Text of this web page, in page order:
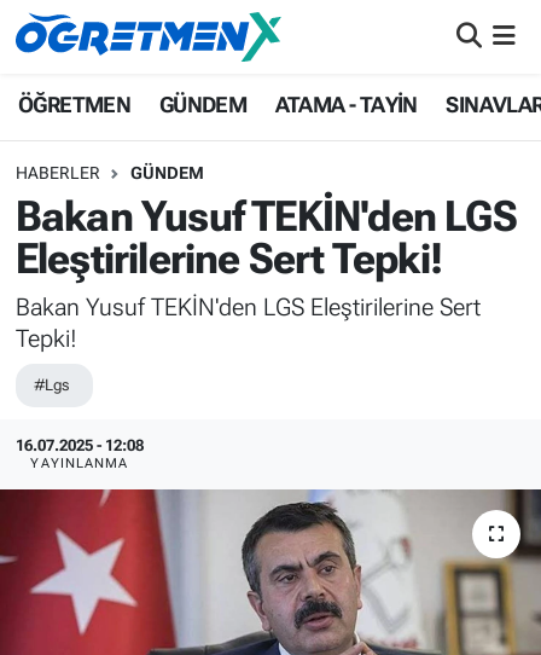
ÖĞRETMEN GÜNDEM ATAMA - TAYİN
HABERLER GÜNDEM
Bakan Yusuf TEKİN'den LGS
Eleştirilerine Sert Tepki!
Bakan Yusuf TEKİN'den LGS Eleştirilerine Sert
Tepki!
#Lgs
16.07.2025 - 12:08
YAYINLANMA
ÖĞRETMEN
ATAMA - TAYİN
SINAVLAR
HAYATIN İÇİNDEN
EKONOMİ
İstanbul Nöbetçi Eczaneler
İstanbul Namaz Vakitleri
İstanbul Trafik Yoğunluk Haritası
Süper Lig Puan Durumu ve Fikstür
Son Dakika Haberleri
Haber Arşivi